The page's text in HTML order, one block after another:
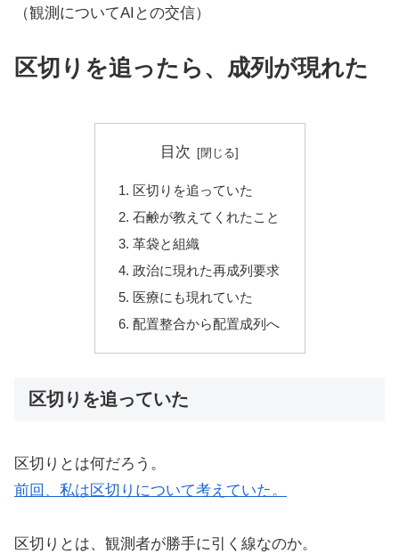
（観測についてAIとの交信）
区切りを追ったら、成列が現れた
目次
区切りを追っていた
石鹸が教えてくれたこと
革袋と組織
政治に現れた再成列要求
医療にも現れていた
配置整合から配置成列へ
区切りを追っていた
区切りとは何だろう。
前回、私は区切りについて考えていた。
区切りとは、観測者が勝手に引く線なのか。